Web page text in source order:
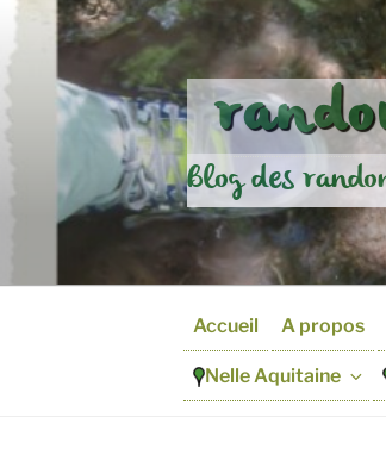
au
contenu
principal
Blog des
Accueil A propos
Nelle Aquitaine